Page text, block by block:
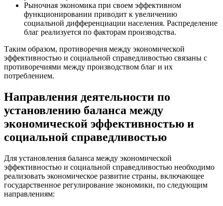
Рыночная экономика при своем эффективном
функционировании приводит к увеличению
социальной дифференциации населения. Распределение
благ реализуется по факторам производства.
Таким образом, противоречия между экономической
эффективностью и социальной справедливостью связаны с
противоречиями между производством благ и их
потреблением.
Направления деятельности по
установлению баланса между
экономической эффективностью и
социальной справедливостью
Для установления баланса между экономической
эффективностью и социальной справедливостью необходимо
реализовать экономическое развитие страны, включающее
государственное регулирование экономики, по следующим
направлениям: